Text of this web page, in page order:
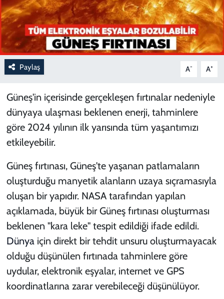
Paylaş A- A+
Güneş'in içerisinde gerçekleşen fırtınalar nedeniyle
dünyaya ulaşması beklenen enerji, tahminlere
göre 2024 yılının ilk yarısında tüm yaşantımızı
etkileyebilir.
Güneş fırtınası, Güneş'te yaşanan patlamaların
oluşturduğu manyetik alanların uzaya sıçramasıyla
oluşan bir yapıdır. NASA tarafından yapılan
açıklamada, büyük bir Güneş fırtınası oluşturması
beklenen "kara leke" tespit edildiği ifade edildi.
Dünyaiçin direkt bir tehdit unsuru oluşturmayacak
olduğu düşünülen fırtınada tahminlere göre
uydular, elektronik eşyalar, internet ve GPS
koordinatlarına zarar verebileceği düşünülüyor.